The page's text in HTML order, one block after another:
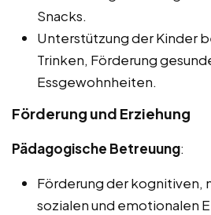
Snacks.
Unterstützung der Kinder
Trinken, Förderung
Essgewohnheiten.
Förderung und Erziehung
Pädagogische Betreuung:
Förderung der kognitiven,
sozialen und emotionalen